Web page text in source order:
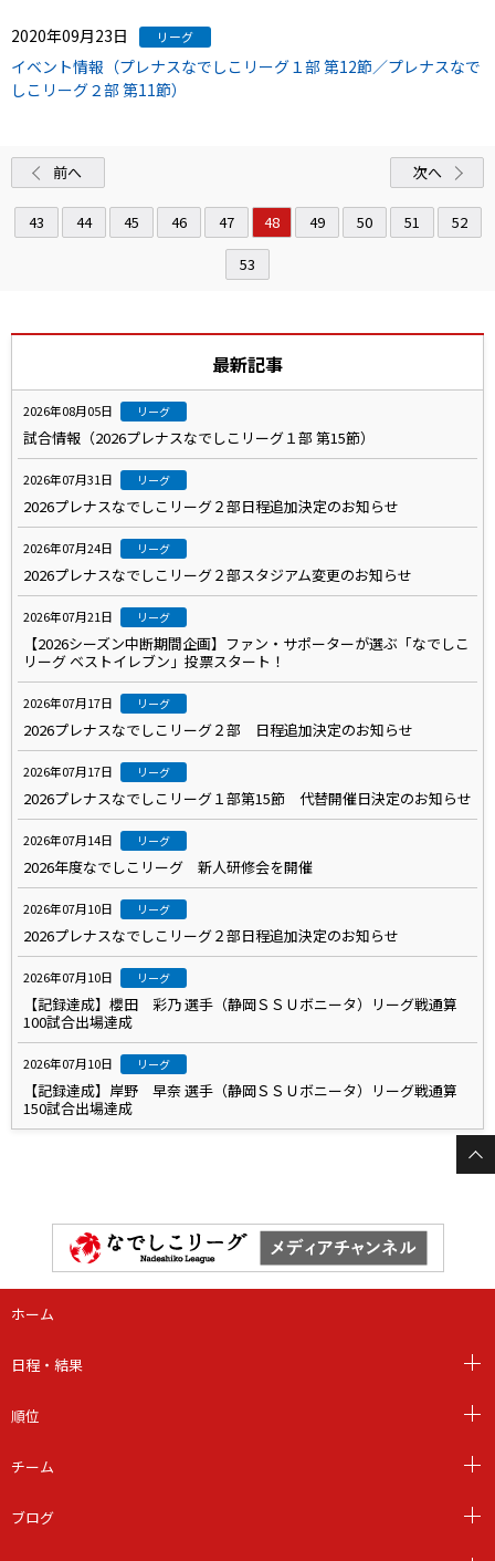
2020年09月23日 リーグ
イベント情報（プレナスなでしこリーグ１部 第12節／プレナスなで
しこリーグ２部 第11節）
前へ
43 44 45 46 47 48 49 50 51
52
53
次へ
最新記事
2026年08月05日 リーグ
試合情報（2026プレナスなでしこリーグ１部 第15節）
2026年07月31日 リーグ
2026プレナスなでしこリーグ２部日程追加決定のお知らせ
2026年07月24日 リーグ
2026プレナスなでしこリーグ２部スタジアム変更のお知らせ
2026年07月21日 リーグ
【2026シーズン中断期間企画】ファン・サポーターが選ぶ「なでしこ
リーグ ベストイレブン」投票スタート！
2026年07月17日 リーグ
2026プレナスなでしこリーグ２部 日程追加決定のお知らせ
2026年07月17日 リーグ
2026プレナスなでしこリーグ１部第15節 代替開催日決定のお知らせ
2026年07月14日 リーグ
2026年度なでしこリーグ 新人研修会を開催
2026年07月10日 リーグ
2026プレナスなでしこリーグ２部日程追加決定のお知らせ
2026年07月10日 リーグ
【記録達成】櫻田 彩乃 選手（静岡ＳＳＵボニータ）リーグ戦通算
100試合出場達成
2026年07月10日 リーグ
【記録達成】岸野 早奈 選手（静岡ＳＳＵボニータ）リーグ戦通算
150試合出場達成
ホーム
日程・結果
順位
チーム
ブログ